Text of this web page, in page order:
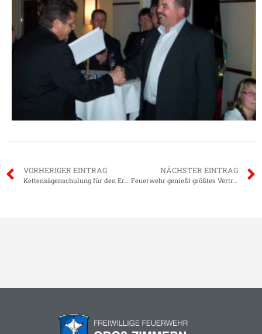
VORHERIGER EINTRAG NÄCHSTER EINTRAG
Feuerwehr genießt größtes Vertrauen